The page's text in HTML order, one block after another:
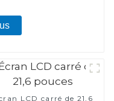
LCD carré de 21,6